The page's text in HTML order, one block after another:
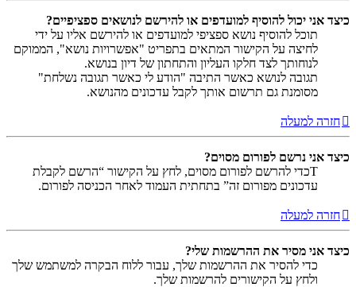
כיצד אני יכול להוסיף למועדפים או להירשם לנושאים ספציפיים?
תוכל להוסיף נושא ספציפי למועדפים או להירשם אליו על ידי
לחיצה על הקישור המתאים בתפריט "אפשרויות נושא", הממוקם
לנוחותך לצד חלקו העליון והתחתון של דיון בנושא.
תגובה לנושא כאשר התיבה "הודע לי כאשר תגובה נשלחת"
מסומנת גם תרשום אותך לקבל עדכונים מהנושא.
חזרה למעלה
כיצד אני נרשם לפורום מסוים?
Tכדי להרשם לפורום מסוים, לחץ על הקישור “הרשם לקבלת
עדכונים מפורום זה” בתחתית העמוד לאחר הכניסה לפורום.
חזרה למעלה
כיצד אני מסיר את ההרשמות שלי?
כדי להסיר את ההרשמות שלך, עבור ללוח הבקרה למשתמש שלך
ולחץ על הקישורים להרשמות שלך.